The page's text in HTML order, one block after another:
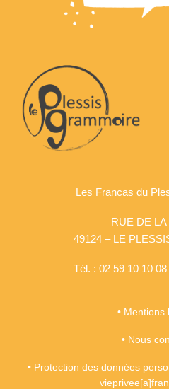
Les Francas du
RUE DE
49124 – LE
Tél. : 02 59 10 10
• Mentions
• Nous
• Protection des données